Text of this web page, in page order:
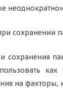
сохранении
сохранения
как
на факторы,